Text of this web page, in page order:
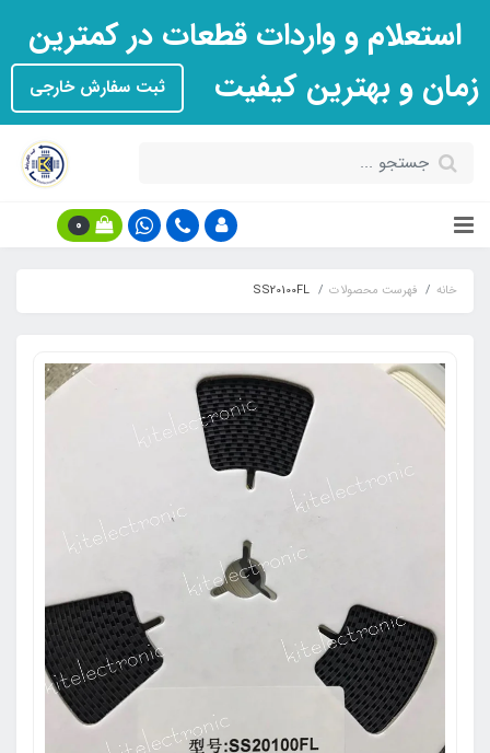
استعلام و واردات قطعات در کمترین
زمان و بهترین کیفیت
ثبت سفارش خارجی
0
خانه فهرست محصولات SS20100FL